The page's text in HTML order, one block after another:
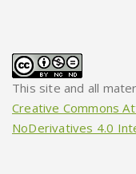
This site and all
Creative Commons
NoDerivatives 4.0